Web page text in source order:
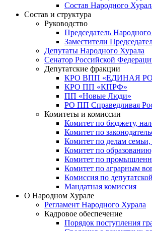
Состав Народного
Состав и структура
Руководство
Председатель
Заместители
Депутаты Народного Хурала
Сенатор Российской
Депутатские фракции
КРО ВПП «ЕДИНАЯ
КРО ПП «КПРФ»
ПП «Новые Люди»
РО ПП Справедливая
Комитеты и комиссии
Комитет по бюджету,
Комитет по
Комитет по делам
Комитет по
Комитет по
Комитет по аграрным
Комиссия по
Мандатная комиссия
О Народном Хурале
Регламент Народного Хурала
Кадровое обеспечение
Порядок поступления